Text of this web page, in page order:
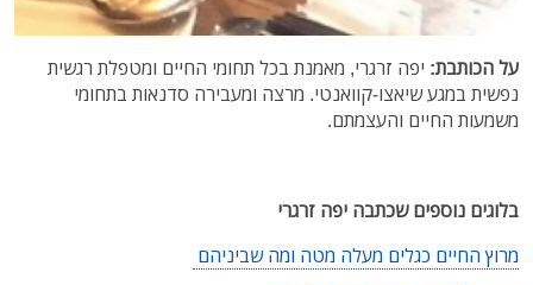
על הכותבת: יפה זרגרי, מאמנת בכל תחומי החיים ומטפלת רגשית
נפשית במגע שיאצו-קוואנטי. מרצה ומעבירה סדנאות בתחומי
משמעות החיים והעצמתם.
בלוגים נוספים שכתבה יפה זרגרי
מרוץ החיים כגלים מעלה מטה ומה שביניהם